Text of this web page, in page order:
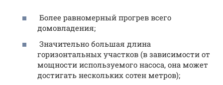
Более равномерный прогрев всего
домовладения;
Значительно большая длина
горизонтальных участков (в зависимости от
мощности используемого насоса, она может
достигать нескольких сотен метров);